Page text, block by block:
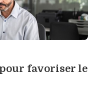
favoriser le